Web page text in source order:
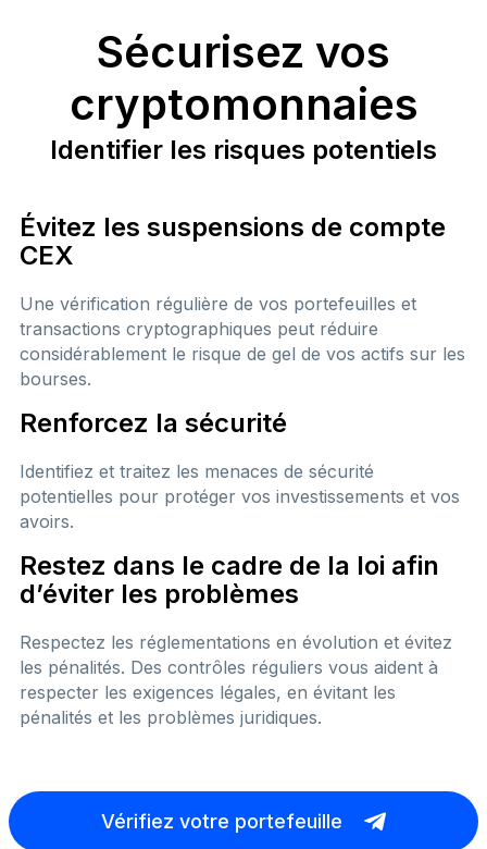
Sécurisez vos
cryptomonnaies
Identifier les risques potentiels
Évitez les suspensions de compte
CEX
Une vérification régulière de vos portefeuilles et
transactions cryptographiques peut réduire
considérablement le risque de gel de vos actifs sur les
bourses.
Renforcez la sécurité
Identifiez et traitez les menaces de sécurité
potentielles pour protéger vos investissements et vos
avoirs.
Restez dans le cadre de la loi afin
d’éviter les problèmes
Respectez les réglementations en évolution et évitez
les pénalités. Des contrôles réguliers vous aident à
respecter les exigences légales, en évitant les
pénalités et les problèmes juridiques.
Vérifiez votre portefeuille